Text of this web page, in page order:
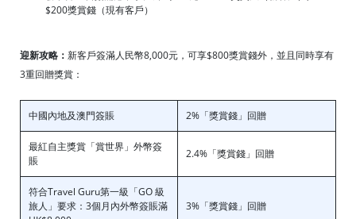
$200獎賞錢（現有客戶）
迎新攻略： 新客戶簽滿人民幣8,000元，可享$800獎賞錢外，並且同時享有
3重回贈獎賞：
中國內地及澳門簽賬 2%「獎賞錢」回贈
最紅自主獎賞「賞世界」外幣簽
賬
2.4%「獎賞錢」回贈
符合Travel Guru第一級「GO 級
旅人」要求：3個月內外幣簽賬滿
3%「獎賞錢」回贈